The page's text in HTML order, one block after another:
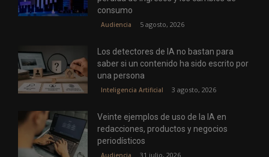
consumo
Audiencia 5 agosto, 2026
Los detectores de IA no bastan para
saber si un contenido ha sido escrito por
una persona
Inteligencia Artificial 3 agosto, 2026
Veinte ejemplos de uso de la IA en
redacciones, productos y negocios
periodísticos
31 julio, 2026